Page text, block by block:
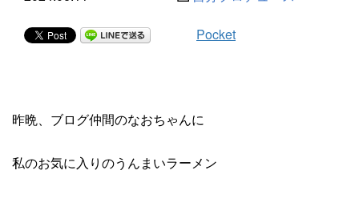
Pocket
昨晩、ブログ仲間のなおちゃんに
私のお気に入りのうんまいラーメン